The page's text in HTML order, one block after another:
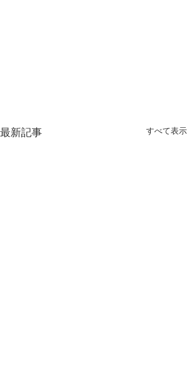
最新記事 すべて表示